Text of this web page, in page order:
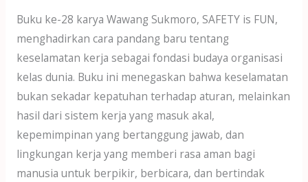
Buku ke-28 karya Wawang Sukmoro, SAFETY is FUN,
menghadirkan cara pandang baru tentang
keselamatan kerja sebagai fondasi budaya organisasi
kelas dunia. Buku ini menegaskan bahwa keselamatan
bukan sekadar kepatuhan terhadap aturan, melainkan
hasil dari sistem kerja yang masuk akal,
kepemimpinan yang bertanggung jawab, dan
lingkungan kerja yang memberi rasa aman bagi
manusia untuk berpikir, berbicara, dan bertindak